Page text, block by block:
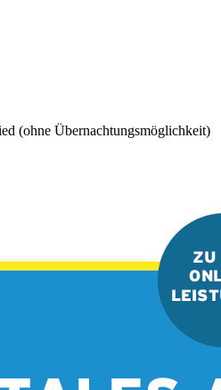
(ohne Übernachtungsmöglichkeit)